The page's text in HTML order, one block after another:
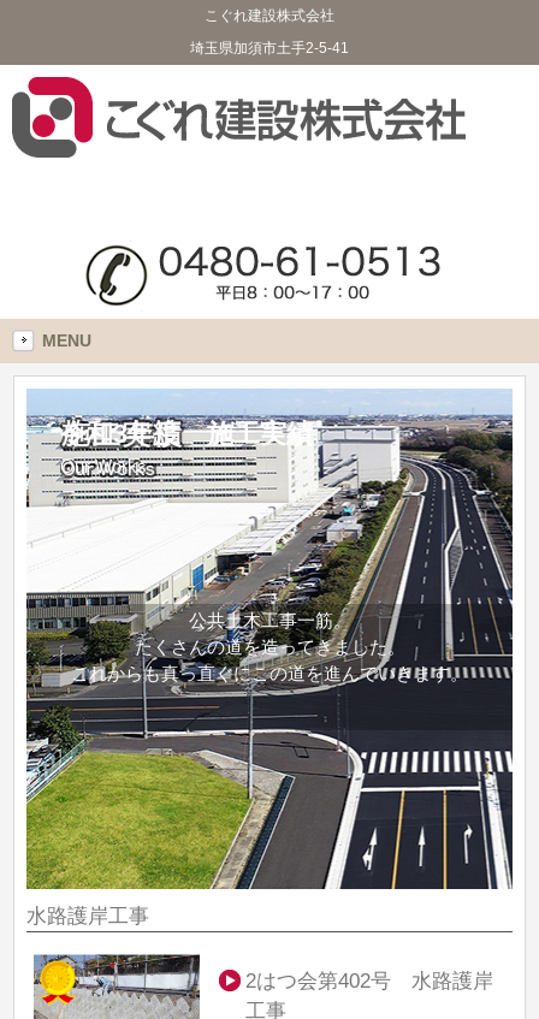
こぐれ建設株式会社
埼玉県加須市土手2-5-41
MENU
令和3年度 施工実績
Our Works
公共土木工事一筋。
たくさんの道を造ってきました。
これからも真っ直ぐにこの道を進んでいきます。
水路護岸工事
2はつ会第402号 水路護岸
工事